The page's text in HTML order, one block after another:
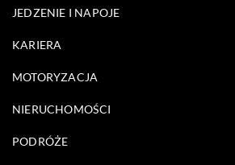
JEDZENIE I NAPOJE
KARIERA
MOTORYZACJA
NIERUCHOMOŚCI
PODRÓŻE